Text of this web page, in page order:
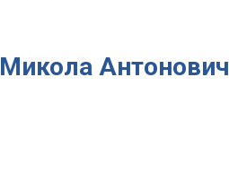
Микола Антонович